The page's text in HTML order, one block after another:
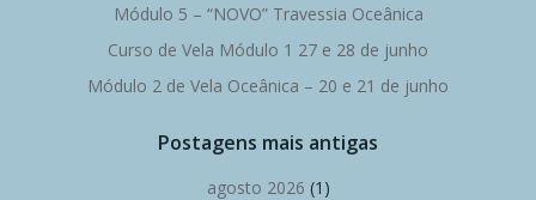
Módulo 5 – “NOVO” Travessia Oceânica
Curso de Vela Módulo 1 27 e 28 de junho
Módulo 2 de Vela Oceânica – 20 e 21 de junho
Postagens mais antigas
agosto 2026 (1)